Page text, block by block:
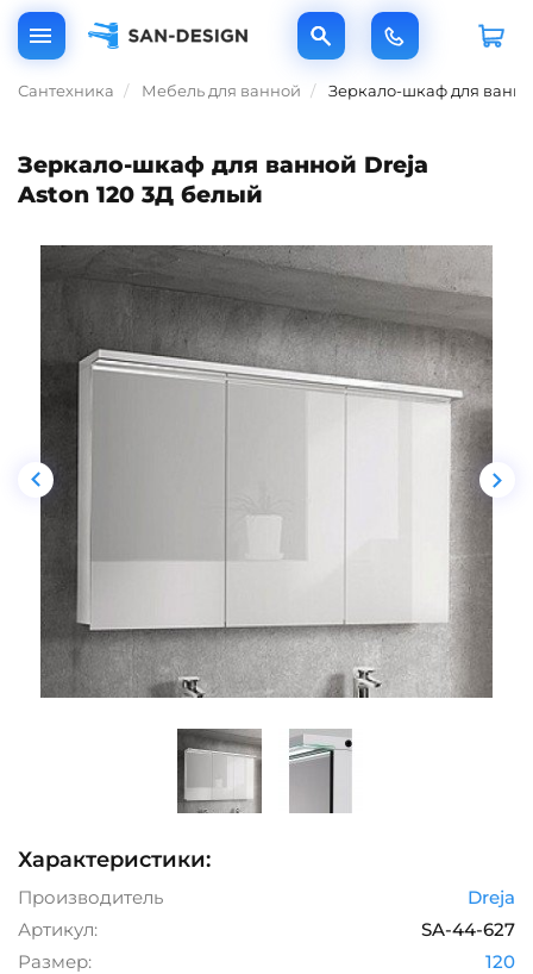
Сантехника Мебель для ванной Зеркало-шкаф для
Зеркало-шкаф для ванной Dreja
Aston 120 3Д белый
Характеристики:
Производитель
Dreja
Артикул:
SA-44-627
Размер:
120